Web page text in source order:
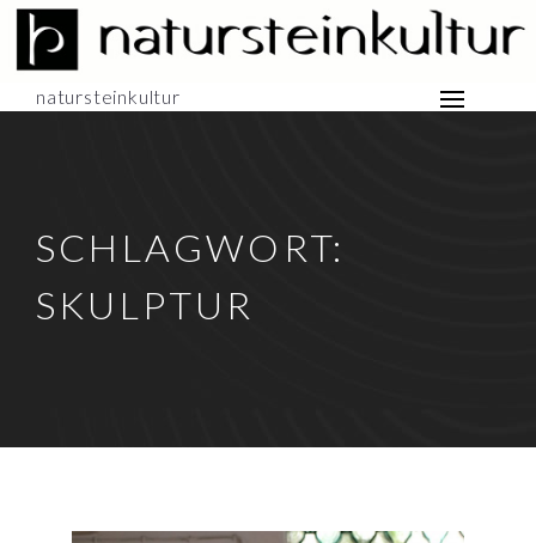
natursteinkultur
SCHLAGWORT:
SKULPTUR